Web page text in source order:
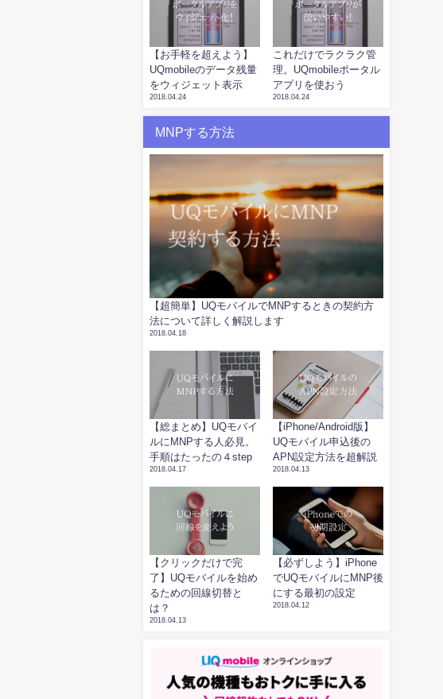
【お手軽を超えよう】
UQmobileのデータ残量
をウィジェット表示
2018.04.24
これだけでラクラク管
理。UQmobileポータル
アプリを使おう
2018.04.24
MNPする方法
【超簡単】UQモバイルでMNPするときの契約方
法について詳しく解説します
2018.04.18
【総まとめ】UQモバイ
ルにMNPする人必見。
手順はたったの４step
2018.04.17
【iPhone/Android版】
UQモバイル申込後の
APN設定方法を超解説
2018.04.13
【クリックだけで完
了】UQモバイルを始め
るための回線切替と
は？
2018.04.13
【必ずしよう】iPhone
でUQモバイルにMNP後
にする最初の設定
2018.04.12